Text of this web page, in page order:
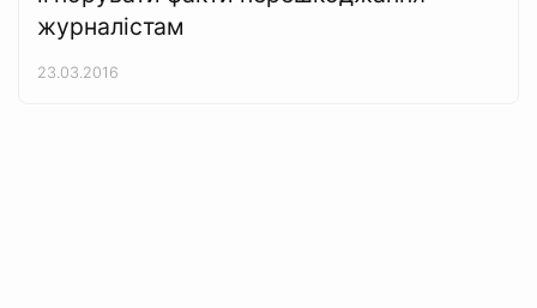
журналістам
23.03.2016